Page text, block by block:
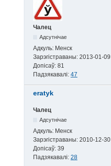
Чалец
Адсутнічае
Адкуль: Менск
Зарэгістраваны: 2013-01-09
Допісаў: 81
Падзякавалі: 47
eratyk
Чалец
Адсутнічае
Адкуль: Менск
Зарэгістраваны: 2010-12-30
Допісаў: 39
Падзякавалі: 28